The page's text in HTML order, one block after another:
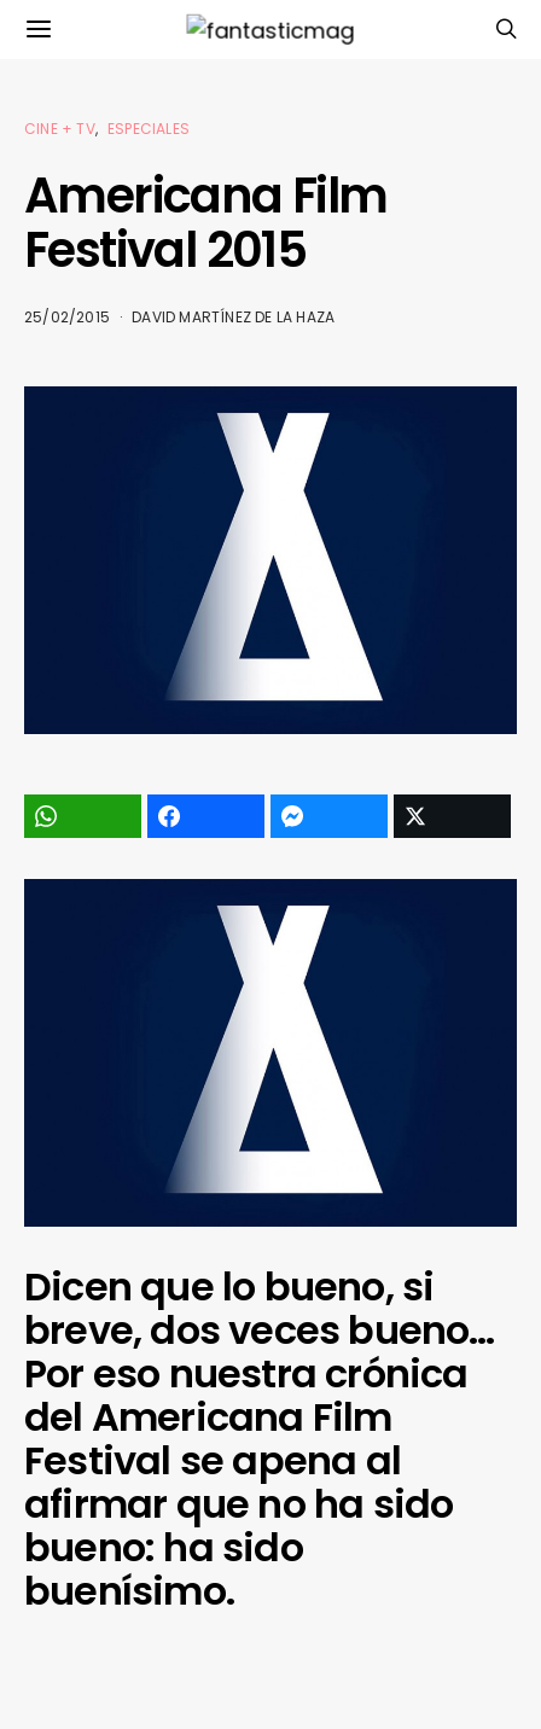
CINE + TV ESPECIALES
Americana Film
Festival 2015
25/02/2015 DAVID MARTÍNEZ DE LA HAZA
Dicen que lo bueno, si
breve, dos veces bueno…
Por eso nuestra crónica
del Americana Film
Festival se apena al
afirmar que no ha sido
bueno: ha sido
buenísimo.